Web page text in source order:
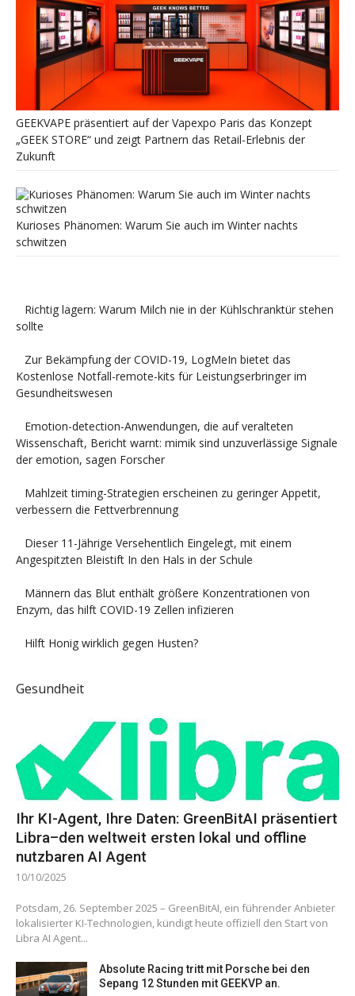
GEEKVAPE präsentiert auf der Vapexpo Paris das Konzept
„GEEK STORE“ und zeigt Partnern das Retail-Erlebnis der
Zukunft
Kurioses Phänomen: Warum Sie auch im Winter nachts
schwitzen
Richtig lagern: Warum Milch nie in der Kühlschranktür stehen
sollte
Zur Bekämpfung der COVID-19, LogMeIn bietet das
Kostenlose Notfall-remote-kits für Leistungserbringer im
Gesundheitswesen
Emotion-detection-Anwendungen, die auf veralteten
Wissenschaft, Bericht warnt: mimik sind unzuverlässige Signale
der emotion, sagen Forscher
Mahlzeit timing-Strategien erscheinen zu geringer Appetit,
verbessern die Fettverbrennung
Dieser 11-Jährige Versehentlich Eingelegt, mit einem
Angespitzten Bleistift In den Hals in der Schule
Männern das Blut enthält größere Konzentrationen von
Enzym, das hilft COVID-19 Zellen infizieren
Hilft Honig wirklich gegen Husten?
Gesundheit
Ihr KI-Agent, Ihre Daten: GreenBitAI präsentiert
Libra–den weltweit ersten lokal und offline
nutzbaren AI Agent
10/10/2025
Potsdam, 26. September 2025 – GreenBitAI, ein führender Anbieter
lokalisierter KI-Technologien, kündigt heute offiziell den Start von
Libra AI Agent...
Absolute Racing tritt mit Porsche bei den
Sepang 12 Stunden mit GEEKVP an.